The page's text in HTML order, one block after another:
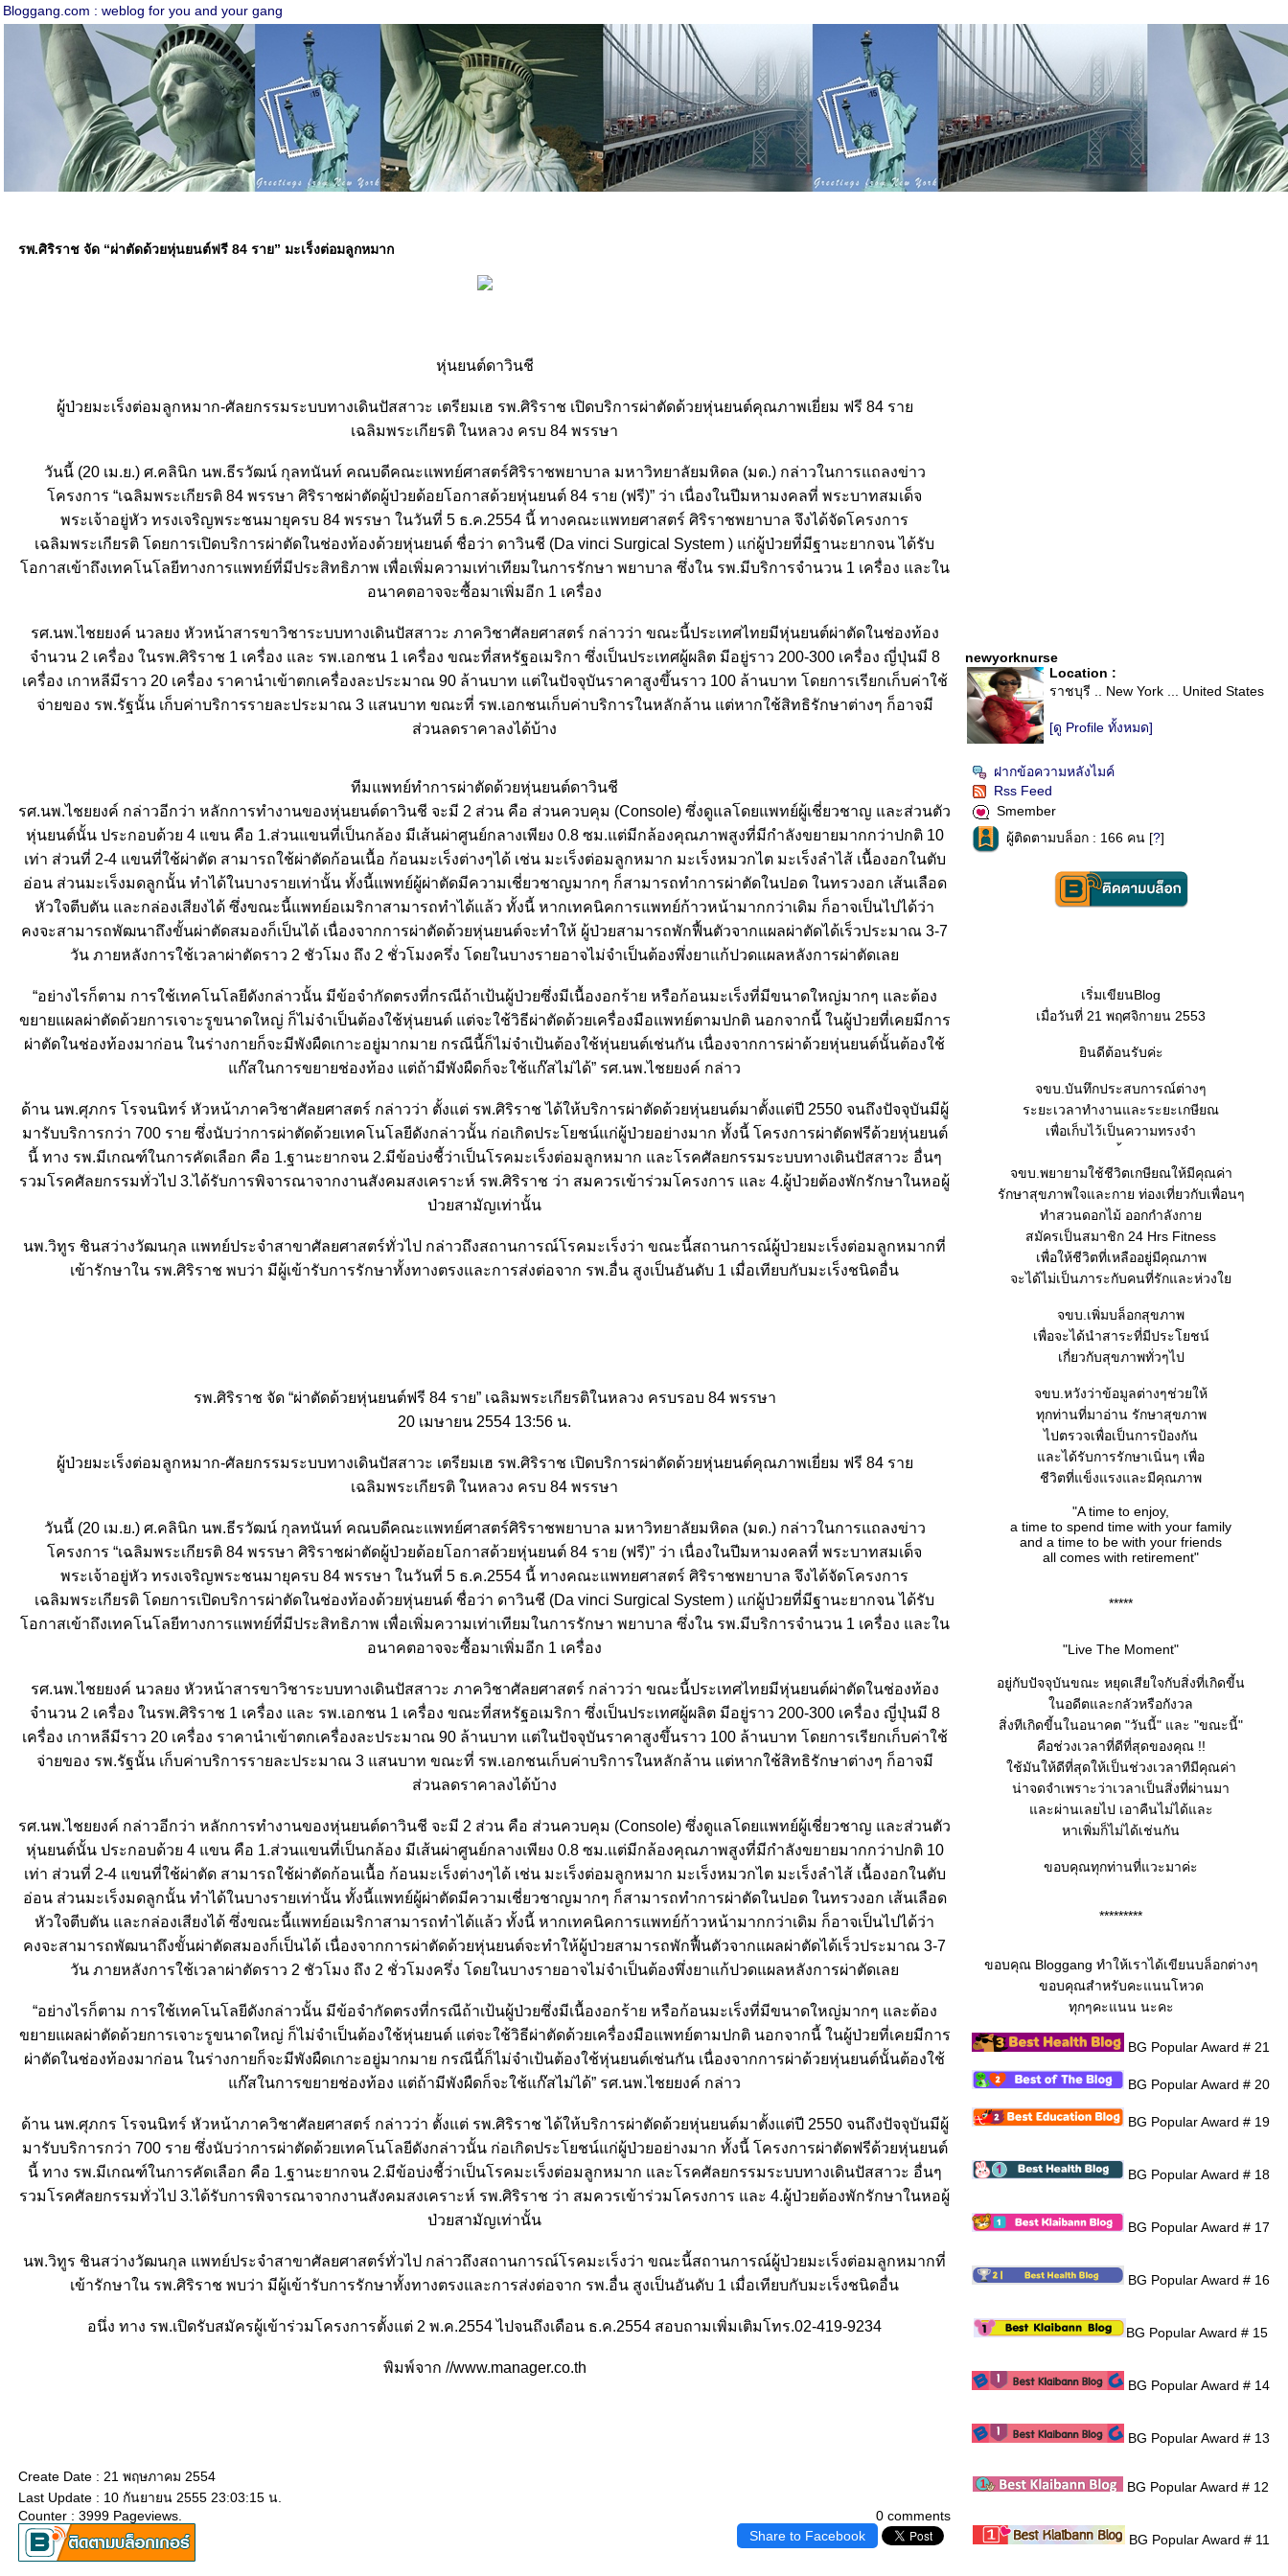
Bloggang.com : weblog for you and your gang
รพ.ศิริราช จัด “ผ่าตัดด้วยหุ่นยนต์ฟรี 84 ราย” มะเร็งต่อมลูกหมาก
หุ่นยนต์ดาวินชี
ผู้ป่วยมะเร็งต่อมลูกหมาก-ศัลยกรรมระบบทางเดินปัสสาวะ เตรียมเฮ รพ.ศิริราช เปิดบริการผ่าตัดด้วยหุ่นยนต์คุณภาพเยี่ยม ฟรี 84 รา
เฉลิมพระเกียรติ ในหลวง ครบ 84 พรรษา
วันนี้ (20 เม.ย.) ศ.คลินิก นพ.ธีรวัฒน์ กุลทนันท์ คณบดีคณะแพทย์ศาสตร์ศิริราชพยาบาล มหาวิทยาลัยมหิดล (มด.) กล่าวในการแถลงข่าว
ครงการ “เฉลิมพระเกียรติ 84 พรรษา ศิริราชผ่าตัดผู้ป่วยด้อยโอกาสด้วยหุ่นยนต์ 84 ราย (ฟรี)” ว่า เนื่องในปีมหามงคลที่ พระบาทสมเด็จ
พระเจ้าอยู่หัว ทรงเจริญพระชนมายุครบ 84 พรรษา ในวันที่ 5 ธ.ค.2554 นี้ ทางคณะแพทยศาสตร์ ศิริราชพยาบาล จึงได้จัดโครงการ
เฉลิมพระเกียรติ โดยการเปิดบริการผ่าตัดในช่องท้องด้วยหุ่นยนต์ ชื่อว่า ดาวินชี (Da vinci Surgical System ) แก่ผู้ป่วยที่มีฐานะยากจน ได้รับ
อกาสเข้าถึงเทคโนโลยีทางการแพทย์ที่มีประสิทธิภาพ เพื่อเพิ่มความเท่าเทียมในการรักษา พยาบาล ซึ่งใน รพ.มีบริการจำนวน 1 เครื่อง และใน
อนาคตอาจจะซื้อมาเพิ่มอีก 1 เครื่อง
รศ.นพ.ไชยยงค์ นวลยง หัวหน้าสารขาวิชาระบบทางเดินปัสสาวะ ภาควิชาศัลยศาสตร์ กล่าวว่า ขณะนี้ประเทศไทยมีหุ่นยนต์ผ่าตัดในช่องท้อง
จำนวน 2 เครื่อง ในรพ.ศิริราช 1 เครื่อง และ รพ.เอกชน 1 เครื่อง ขณะที่สหรัฐอเมริกา ซึ่งเป็นประเทศผู้ผลิต มีอยู่ราว 200-300 เครื่อง ญี่ปุ่นมี 8
เครื่อง เกาหลีมีราว 20 เครื่อง ราคานำเข้าตกเครื่องละประมาณ 90 ล้านบาท แต่ในปัจจุบันราคาสูงขึ้นราว 100 ล้านบาท โดยการเรียกเก็บค่าใช้
จ่ายของ รพ.รัฐนั้น เก็บค่าบริการรายละประมาณ 3 แสนบาท ขณะที่ รพ.เอกชนเก็บค่าบริการในหลักล้าน แต่หากใช้สิทธิรักษาต่างๆ ก็อาจมี
ส่วนลดราคาลงได้บ้าง
ทีมแพทย์ทำการผ่าตัดด้วยหุ่นยนต์ดาวินชี
รศ.นพ.ไชยยงค์ กล่าวอีกว่า หลักการทำงานของหุ่นยนต์ดาวินชี จะมี 2 ส่วน คือ ส่วนควบคุม (Console) ซึ่งดูแลโดยแพทย์ผู้เชี่ยวชาญ และส่วนตัว
หุ่นยนต์นั้น ประกอบด้วย 4 แขน คือ 1.ส่วนแขนที่เป็นกล้อง มีเส้นผ่าศูนย์กลางเพียง 0.8 ซม.แต่มีกล้องคุณภาพสูงที่มีกำลังขยายมากกว่าปกติ 10
เท่า ส่วนที่ 2-4 แขนที่ใช้ผ่าตัด สามารถใช้ผ่าตัดก้อนเนื้อ ก้อนมะเร็งต่างๆได้ เช่น มะเร็งต่อมลูกหมาก มะเร็งหมวกไต มะเร็งลำไส้ เนื้องอกในตับ
อ่อน ส่วนมะเร็งมดลูกนั้น ทำได้ในบางรายเท่านั้น ทั้งนี้แพทย์ผู้ผ่าตัดมีความเชี่ยวชาญมากๆ ก็สามารถทำการผ่าตัดในปอด ในทรวงอก เส้นเลือด
หัวใจตีบตัน และกล่องเสียงได้ ซึ่งขณะนี้แพทย์อเมริกาสามารถทำได้แล้ว ทั้งนี้ หากเทคนิคการแพทย์ก้าวหน้ามากกว่าเดิม ก็อาจเป็นไปได้ว่า
คงจะสามารถพัฒนาถึงขั้นผ่าตัดสมองก็เป็นได้ เนื่องจากการผ่าตัดด้วยหุ่นยนต์จะทำให้ ผู้ป่วยสามารถพักฟื้นตัวจากแผลผ่าตัดได้เร็วประมาณ 3-7
วัน ภายหลังการใช้เวลาผ่าตัดราว 2 ชัวโมง ถึง 2 ชั่วโมงครึ่ง โดยในบางรายอาจไม่จำเป็นต้องพึ่งยาแก้ปวดแผลหลังการผ่าตัดเล
“อย่างไรก็ตาม การใช้เทคโนโลยีดังกล่าวนั้น มีข้อจำกัดตรงที่กรณีถ้าเป้นผู้ป่วยซึ่งมีเนื้องอกร้าย หรือก้อนมะเร็งที่มีขนาดใหญ่มากๆ และต้อง
ขยายแผลผ่าตัดด้วยการเจาะรูขนาดใหญ่ ก็ไม่จำเป็นต้องใช้หุ่นยนต์ แต่จะใช้วิธีผ่าตัดด้วยเครื่องมือแพทย์ตามปกติ นอกจากนี้ ในผู้ป่วยที่เคยมีการ
ผ่าตัดในช่องท้องมาก่อน ในร่างกายก็จะมีพังผืดเกาะอยู่มากมาย กรณีนี้ก็ไม่จำเป้นต้องใช้หุ่นยนต์เช่นกัน เนื่องจากการผ่าด้วยหุ่นยนต์นั้นต้องใช้
ก๊สในการขยายช่องท้อง แต่ถ้ามีพังผืดก็จะใช้แก๊สไม่ได้” รศ.นพ.ไชยยงค์ กล่าว
ด้าน นพ.ศุภกร โรจนนิทร์ หัวหน้าภาควิชาศัลยศาสตร์ กล่าวว่า ตั้งแต่ รพ.ศิริราช ได้ให้บริการผ่าตัดด้วยหุ่นยนต์มาตั้งแต่ปี 2550 จนถึงปัจจุบันมีผู้
มารับบริการกว่า 700 ราย ซึ่งนับว่าการผ่าตัดด้วยเทคโนโลยีดังกล่าวนั้น ก่อเกิดประโยชน์แก่ผู้ป่วยอย่างมาก ทั้งนี้ โครงการผ่าตัดฟรีด้วยหุ่นยนต์
นี้ ทาง รพ.มีเกณฑ์ในการคัดเลือก คือ 1.ฐานะยากจน 2.มีข้อบ่งชี้ว่าเป็นโรคมะเร็งต่อมลูกหมาก และโรคศัลยกรรมระบบทางเดินปัสสาวะ อื่นๆ
รวมโรคศัลยกรรมทั่วไป 3.ได้รับการพิจารณาจากงานสังคมสงเคราะห์ รพ.ศิริราช ว่า สมควรเข้าร่วมโครงการ และ 4.ผู้ป่วยต้องพักรักษาในหอผู้
ป่วยสามัญเท่านั้น
นพ.วิทูร ชินสว่างวัฒนกุล แพทย์ประจำสาขาศัลยศาสตร์ทั่วไป กล่าวถึงสถานการณ์โรคมะเร็งว่า ขณะนี้สถานการณ์ผู้ป่วยมะเร็งต่อมลูกหมากที่
เข้ารักษาใน รพ.ศิริราช พบว่า มีผู้เข้ารับการรักษาทั้งทางตรงและการส่งต่อจาก รพ.อื่น สูงเป็นอันดับ 1 เมื่อเทียบกับมะเร็งชนิดอื่น
รพ.ศิริราช จัด “ผ่าตัดด้วยหุ่นยนต์ฟรี 84 ราย” เฉลิมพระเกียรติในหลวง ครบรอบ 84 พรรษา
20 เมษายน 2554 13:56 น.
ผู้ป่วยมะเร็งต่อมลูกหมาก-ศัลยกรรมระบบทางเดินปัสสาวะ เตรียมเฮ รพ.ศิริราช เปิดบริการผ่าตัดด้วยหุ่นยนต์คุณภาพเยี่ยม ฟรี 84 รา
เฉลิมพระเกียรติ ในหลวง ครบ 84 พรรษา
วันนี้ (20 เม.ย.) ศ.คลินิก นพ.ธีรวัฒน์ กุลทนันท์ คณบดีคณะแพทย์ศาสตร์ศิริราชพยาบาล มหาวิทยาลัยมหิดล (มด.) กล่าวในการแถลงข่าว
ครงการ “เฉลิมพระเกียรติ 84 พรรษา ศิริราชผ่าตัดผู้ป่วยด้อยโอกาสด้วยหุ่นยนต์ 84 ราย (ฟรี)” ว่า เนื่องในปีมหามงคลที่ พระบาทสมเด็จ
พระเจ้าอยู่หัว ทรงเจริญพระชนมายุครบ 84 พรรษา ในวันที่ 5 ธ.ค.2554 นี้ ทางคณะแพทยศาสตร์ ศิริราชพยาบาล จึงได้จัดโครงการ
เฉลิมพระเกียรติ โดยการเปิดบริการผ่าตัดในช่องท้องด้วยหุ่นยนต์ ชื่อว่า ดาวินชี (Da vinci Surgical System ) แก่ผู้ป่วยที่มีฐานะยากจน ได้รับ
อกาสเข้าถึงเทคโนโลยีทางการแพทย์ที่มีประสิทธิภาพ เพื่อเพิ่มความเท่าเทียมในการรักษา พยาบาล ซึ่งใน รพ.มีบริการจำนวน 1 เครื่อง และใน
อนาคตอาจจะซื้อมาเพิ่มอีก 1 เครื่อง
รศ.นพ.ไชยยงค์ นวลยง หัวหน้าสารขาวิชาระบบทางเดินปัสสาวะ ภาควิชาศัลยศาสตร์ กล่าวว่า ขณะนี้ประเทศไทยมีหุ่นยนต์ผ่าตัดในช่องท้อง
จำนวน 2 เครื่อง ในรพ.ศิริราช 1 เครื่อง และ รพ.เอกชน 1 เครื่อง ขณะที่สหรัฐอเมริกา ซึ่งเป็นประเทศผู้ผลิต มีอยู่ราว 200-300 เครื่อง ญี่ปุ่นมี 8
เครื่อง เกาหลีมีราว 20 เครื่อง ราคานำเข้าตกเครื่องละประมาณ 90 ล้านบาท แต่ในปัจจุบันราคาสูงขึ้นราว 100 ล้านบาท โดยการเรียกเก็บค่าใช้
จ่ายของ รพ.รัฐนั้น เก็บค่าบริการรายละประมาณ 3 แสนบาท ขณะที่ รพ.เอกชนเก็บค่าบริการในหลักล้าน แต่หากใช้สิทธิรักษาต่างๆ ก็อาจมี
ส่วนลดราคาลงได้บ้าง
รศ.นพ.ไชยยงค์ กล่าวอีกว่า หลักการทำงานของหุ่นยนต์ดาวินชี จะมี 2 ส่วน คือ ส่วนควบคุม (Console) ซึ่งดูแลโดยแพทย์ผู้เชี่ยวชาญ และส่วนตัว
หุ่นยนต์นั้น ประกอบด้วย 4 แขน คือ 1.ส่วนแขนที่เป็นกล้อง มีเส้นผ่าศูนย์กลางเพียง 0.8 ซม.แต่มีกล้องคุณภาพสูงที่มีกำลังขยายมากกว่าปกติ 10
เท่า ส่วนที่ 2-4 แขนที่ใช้ผ่าตัด สามารถใช้ผ่าตัดก้อนเนื้อ ก้อนมะเร็งต่างๆได้ เช่น มะเร็งต่อมลูกหมาก มะเร็งหมวกไต มะเร็งลำไส้ เนื้องอกในตับ
อ่อน ส่วนมะเร็งมดลูกนั้น ทำได้ในบางรายเท่านั้น ทั้งนี้แพทย์ผู้ผ่าตัดมีความเชี่ยวชาญมากๆ ก็สามารถทำการผ่าตัดในปอด ในทรวงอก เส้นเลือด
หัวใจตีบตัน และกล่องเสียงได้ ซึ่งขณะนี้แพทย์อเมริกาสามารถทำได้แล้ว ทั้งนี้ หากเทคนิคการแพทย์ก้าวหน้ามากกว่าเดิม ก็อาจเป็นไปได้ว่า
คงจะสามารถพัฒนาถึงขั้นผ่าตัดสมองก็เป็นได้ เนื่องจากการผ่าตัดด้วยหุ่นยนต์จะทำให้ผู้ป่วยสามารถพักฟื้นตัวจากแผลผ่าตัดได้เร็วประมาณ 3-7
วัน ภายหลังการใช้เวลาผ่าตัดราว 2 ชัวโมง ถึง 2 ชั่วโมงครึ่ง โดยในบางรายอาจไม่จำเป็นต้องพึ่งยาแก้ปวดแผลหลังการผ่าตัดเล
“อย่างไรก็ตาม การใช้เทคโนโลยีดังกล่าวนั้น มีข้อจำกัดตรงที่กรณีถ้าเป้นผู้ป่วยซึ่งมีเนื้องอกร้าย หรือก้อนมะเร็งที่มีขนาดใหญ่มากๆ และต้อง
ขยายแผลผ่าตัดด้วยการเจาะรูขนาดใหญ่ ก็ไม่จำเป็นต้องใช้หุ่นยนต์ แต่จะใช้วิธีผ่าตัดด้วยเครื่องมือแพทย์ตามปกติ นอกจากนี้ ในผู้ป่วยที่เคยมีการ
ผ่าตัดในช่องท้องมาก่อน ในร่างกายก็จะมีพังผืดเกาะอยู่มากมาย กรณีนี้ก็ไม่จำเป้นต้องใช้หุ่นยนต์เช่นกัน เนื่องจากการผ่าด้วยหุ่นยนต์นั้นต้องใช้
ก๊สในการขยายช่องท้อง แต่ถ้ามีพังผืดก็จะใช้แก๊สไม่ได้” รศ.นพ.ไชยยงค์ กล่าว
ด้าน นพ.ศุภกร โรจนนิทร์ หัวหน้าภาควิชาศัลยศาสตร์ กล่าวว่า ตั้งแต่ รพ.ศิริราช ได้ให้บริการผ่าตัดด้วยหุ่นยนต์มาตั้งแต่ปี 2550 จนถึงปัจจุบันมีผู้
มารับบริการกว่า 700 ราย ซึ่งนับว่าการผ่าตัดด้วยเทคโนโลยีดังกล่าวนั้น ก่อเกิดประโยชน์แก่ผู้ป่วยอย่างมาก ทั้งนี้ โครงการผ่าตัดฟรีด้วยหุ่นยนต์
นี้ ทาง รพ.มีเกณฑ์ในการคัดเลือก คือ 1.ฐานะยากจน 2.มีข้อบ่งชี้ว่าเป็นโรคมะเร็งต่อมลูกหมาก และโรคศัลยกรรมระบบทางเดินปัสสาวะ อื่นๆ
รวมโรคศัลยกรรมทั่วไป 3.ได้รับการพิจารณาจากงานสังคมสงเคราะห์ รพ.ศิริราช ว่า สมควรเข้าร่วมโครงการ และ 4.ผู้ป่วยต้องพักรักษาในหอผู้
ป่วยสามัญเท่านั้น
นพ.วิทูร ชินสว่างวัฒนกุล แพทย์ประจำสาขาศัลยศาสตร์ทั่วไป กล่าวถึงสถานการณ์โรคมะเร็งว่า ขณะนี้สถานการณ์ผู้ป่วยมะเร็งต่อมลูกหมากที่
เข้ารักษาใน รพ.ศิริราช พบว่า มีผู้เข้ารับการรักษาทั้งทางตรงและการส่งต่อจาก รพ.อื่น สูงเป็นอันดับ 1 เมื่อเทียบกับมะเร็งชนิดอื่น
อนึ่ง ทาง รพ.เปิดรับสมัครผู้เข้าร่วมโครงการตั้งแต่ 2 พ.ค.2554 ไปจนถึงเดือน ธ.ค.2554 สอบถามเพิ่มเติมโทร.02-419-9234
พิมพ์จาก //www.manager.co.th
Create Date : 21 พฤษภาคม 2554
Last Update : 10 กันยายน 2555 23:03:15 น.
0 comments
Counter : 3999 Pageviews.
Share to Facebook
newyorknurse
Location :
ราชบุรี .. New York ... United States
[ดู Profile ทั้งหมด]
ฝากข้อความหลังไมค์
Rss Feed
Smember
ผู้ติดตามบล็อก : 166 คน [?]
เริ่มเขียนBlog
เมื่อวันที่ 21 พฤศจิกายน 2553
ินดีต้อนรับค่ะ
จขบ.บันทึกประสบการณ์ต่างๆ
ระยะเวลาทำงานและระยะเกษียณ
เพื่อเก็บไว้เป็นความทรงจำ
จขบ.พยายามใช้ชีวิตเกษียณให้มีคุณค่า
รักษาสุขภาพใจและกาย ท่องเที่ยวกับเพื่อนๆ
ทำสวนดอกไม้ ออกกำลังกา
สมัครเป็นสมาชิก 24 Hrs Fitness
เพื่อให้ชีวิตที่เหลืออยู่มีคุณภาพ
จะได้ไม่เป็นภาระกับคนที่รักและห่วง
จขบ.เพิ่มบล็อกสุขภาพ
เพื่อจะได้นำสาระที่มีประโยชน์
เกี่ยวกับสุขภาพทั่วๆไป
จขบ.หวังว่าข้อมูลต่างๆช่วยให้
ทุกท่านที่มาอ่าน รักษาสุขภาพ
ไปตรวจเพื่อเป็นการป้องกัน
ละได้รับการรักษาเนิ่นๆ เพื่อ
ชีวิตที่แข็งแรงและมีคุณภาพ
"A time to enjoy,
a time to spend time with your family
and a time to be with your friends
all comes with retirement"
*****
"Live The Moment"
อยู่กับปัจจุบันขณะ หยุดเสียใจกับสิ่งที่เกิดขี้น
นอดีตและกลัวหรือกังวล
สิ่งทีเกิดขี้นในอนาคต "วันนี้" และ "ขณะนี้"
คือช่วงเวลาที่ดีที่สุดของคุณ !!
ช้มันให้ดีที่สุดให้เป็นช่วงเวลาทีมีคุณค่า
น่าจดจำเพราะว่าเวลาเป็นสิ่งที่ผ่านมา
ละผ่านเลยไป เอาคืนไม่ได้และ
หาเพิ่มก็ไม่ได้เช่นกัน
ขอบคุณทุกท่านที่แวะมาค่ะ
*********
ขอบคุณ Bloggang ทำให้เราได้เขียนบล็อกต่างๆ
ขอบคุณสำหรับคะแนนโหวด
ทุกๆคะแนน นะคะ
BG Popular Award # 21
BG Popular Award # 20
BG Popular Award # 19
BG Popular Award # 18
BG Popular Award # 17
BG Popular Award # 16
BG Popular Award # 15
BG Popular Award # 14
BG Popular Award # 13
BG Popular Award # 12
BG Popular Award # 11